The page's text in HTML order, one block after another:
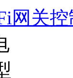
网关